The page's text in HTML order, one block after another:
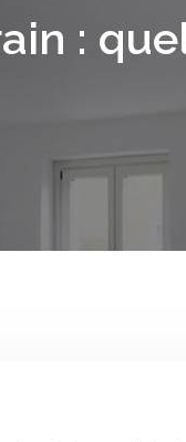
: